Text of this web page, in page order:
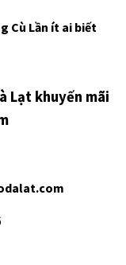
Cù Lần ít ai biết
Lạt khuyến mãi